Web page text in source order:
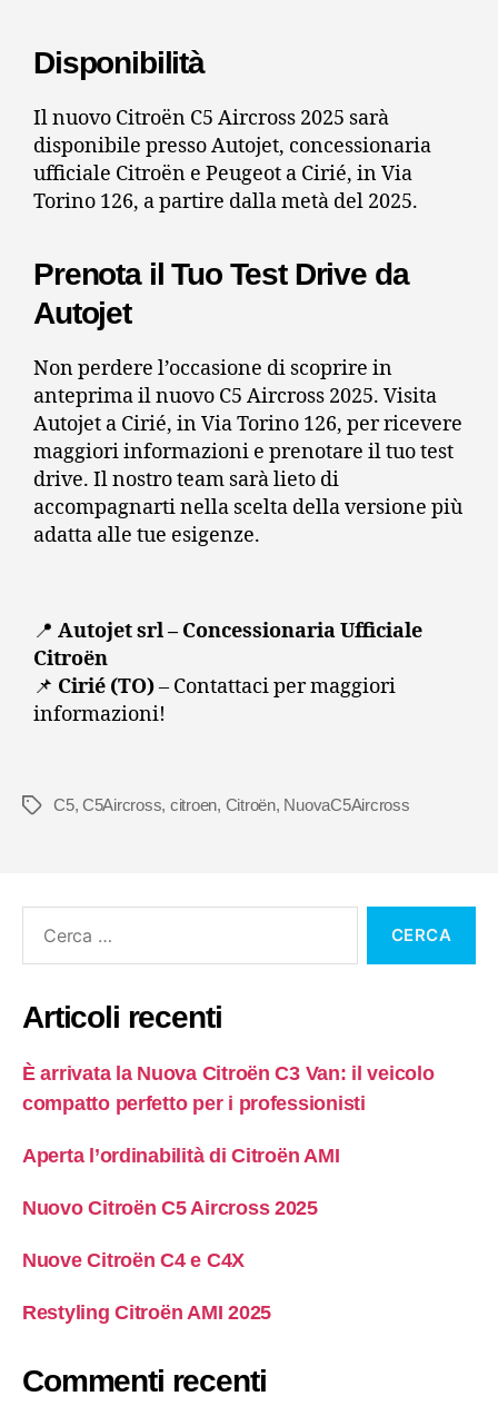
Disponibilità
Il nuovo Citroën C5 Aircross 2025 sarà
disponibile presso Autojet, concessionaria
ufficiale Citroën e Peugeot a Cirié, in Via
Torino 126, a partire dalla metà del 2025.
Prenota il Tuo Test Drive da
Autojet
Non perdere l’occasione di scoprire in
anteprima il nuovo C5 Aircross 2025. Visita
Autojet a Cirié, in Via Torino 126, per ricevere
maggiori informazioni e prenotare il tuo test
drive. Il nostro team sarà lieto di
accompagnarti nella scelta della versione più
adatta alle tue esigenze.
📍 Autojet srl – Concessionaria Ufficiale
Citroën
📌 Cirié (TO)– Contattaci per maggiori
informazioni!
C5, C5Aircross, citroen, Citroën, NuovaC5Aircross
Articoli recenti
È arrivata la Nuova Citroën C3 Van: il veicolo
compatto perfetto per i professionisti
Aperta l’ordinabilità di Citroën AMI
Nuovo Citroën C5 Aircross 2025
Nuove Citroën C4 e C4X
Restyling Citroën AMI 2025
Commenti recenti